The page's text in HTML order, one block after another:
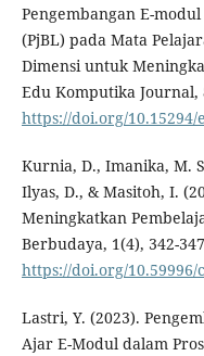
Pengembangan E-
(PjBL) pada Mata
Dimensi untuk
Edu Komputika Journal,
https://doi.org/
Kurnia, D., Imanika, M.
Ilyas, D., & Masitoh, I.
Meningkatkan
Berbudaya, 1(4), 342-
https://doi.org/10.59996/
Lastri, Y. (2023).
Ajar E-Modul dalam